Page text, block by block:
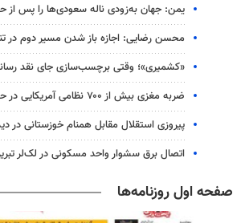
یمن: جهان به‌زودی ناله سعودی‌ها را پس از
محسن رضایی: اجازه باز شدن مسیر دوم در
«کشمیری»؛ وقتی برچسب‌سازی جای نقد
ضربه مغزی بیش از ۷۰۰ نظامی آمریکایی در حملات ایران
پیروزی استقلال مقابل همنام خوزستانی در
اتصال برق سشوار واحد مسکونی در لک‌لر
صفحه اول روزنامه‌ها